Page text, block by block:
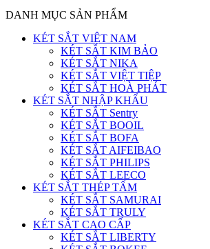
DANH MỤC SẢN PHẨM
KÉT SẮT VIỆT NAM
KÉT SẮT KIM BẢO
KÉT SẮT NIKA
KÉT SẮT VIỆT TIỆP
KÉT SẮT HOÀ PHÁT
KÉT SẮT NHẬP KHẨU
KÉT SẮT Sentry
KÉT SẮT BOOIL
KÉT SẮT BOFA
KÉT SẮT AIFEIBAO
KÉT SẮT PHILIPS
KÉT SẮT LEECO
KÉT SẮT THÉP TẤM
KÉT SẮT SAMURAI
KÉT SẮT TRULY
KÉT SẮT CAO CẤP
KÉT SẮT LIBERTY